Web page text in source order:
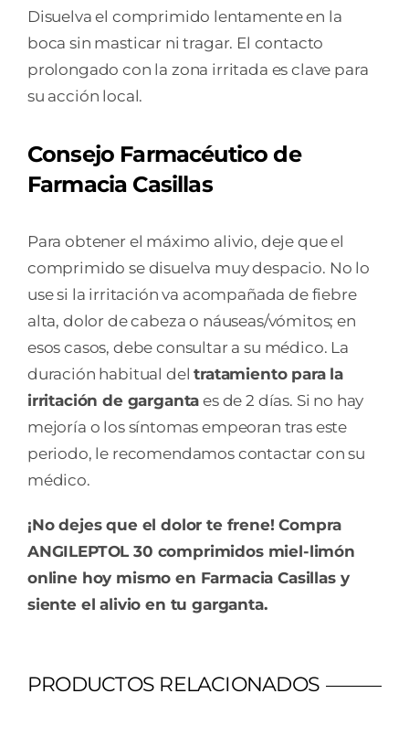
Disuelva el comprimido lentamente en la
boca sin masticar ni tragar. El contacto
prolongado con la zona irritada es clave para
su acción local.
Consejo Farmacéutico de
Farmacia Casillas
Para obtener el máximo alivio, deje que el
comprimido se disuelva muy despacio. No lo
use si la irritación va acompañada de fiebre
alta, dolor de cabeza o náuseas/vómitos; en
esos casos, debe consultar a su médico. La
duración habitual deltratamiento para la
irritación de garganta es de 2 días. Si no hay
mejoría o los síntomas empeoran tras este
periodo, le recomendamos contactar con su
médico.
¡No dejes que el dolor te frene! Compra
ANGILEPTOL 30 comprimidos miel-limón
online hoy mismo en Farmacia Casillas y
siente el alivio en tu garganta.
PRODUCTOS RELACIONADOS